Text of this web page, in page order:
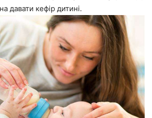
давати кефір дитині.